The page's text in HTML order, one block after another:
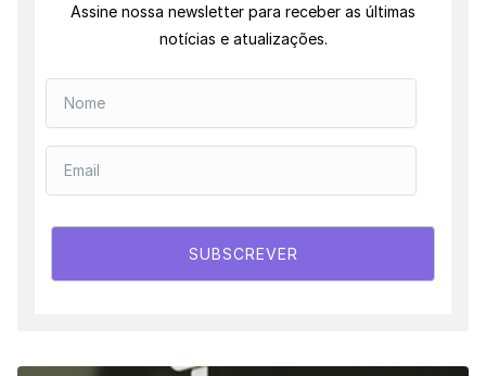
Assine nossa newsletter para receber as últimas
notícias e atualizações.
SUBSCREVER